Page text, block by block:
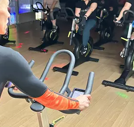
тренировку необходимо
до ее начала для проведения
по технике педалирования
Длительность тренировки